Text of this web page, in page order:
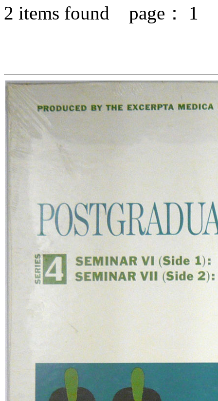
2 items found page： 1